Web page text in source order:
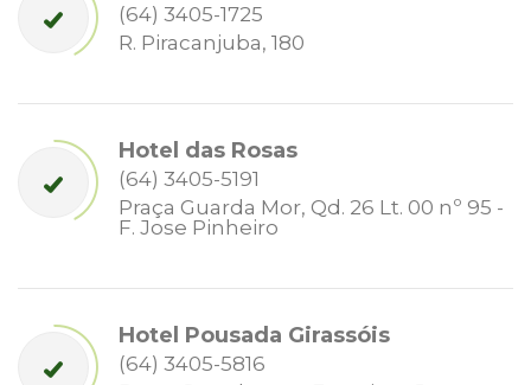
(64) 3405-1725
R. Piracanjuba, 180
Hotel das Rosas
(64) 3405-5191
Praça Guarda Mor, Qd. 26 Lt. 00 nº 95 -
F. Jose Pinheiro
Hotel Pousada Girassóis
(64) 3405-5816